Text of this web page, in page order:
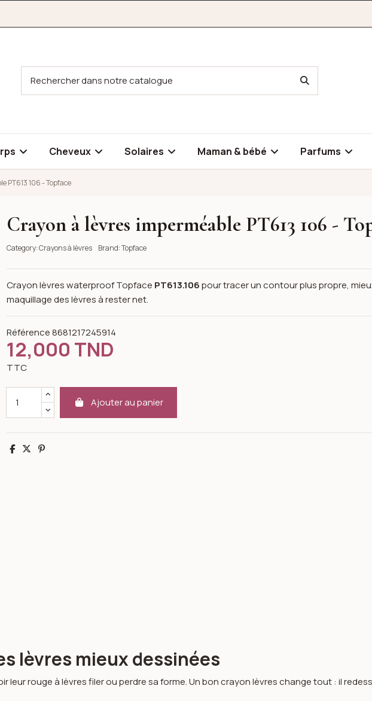
Cheveux Solaires Maman & bébé Parfums
PT613 106 - Topface
106 - Topface
106 - Topface
Crayon à lèvres imperméable PT613 106 -
Category:Crayons à lèvres Brand:Topface
Crayon lèvres waterproof Topface PT613.106pour tracer un contour plus propre,
maquillage des lèvres à rester net.
Référence 8681217245914
12,000 TND
TTC
Ajouter au panier
Partager
TweetPinterest
lèvres mieux dessinées
leur rouge à lèvres filer ou perdre sa forme. Un bon crayon lèvres change tout : il